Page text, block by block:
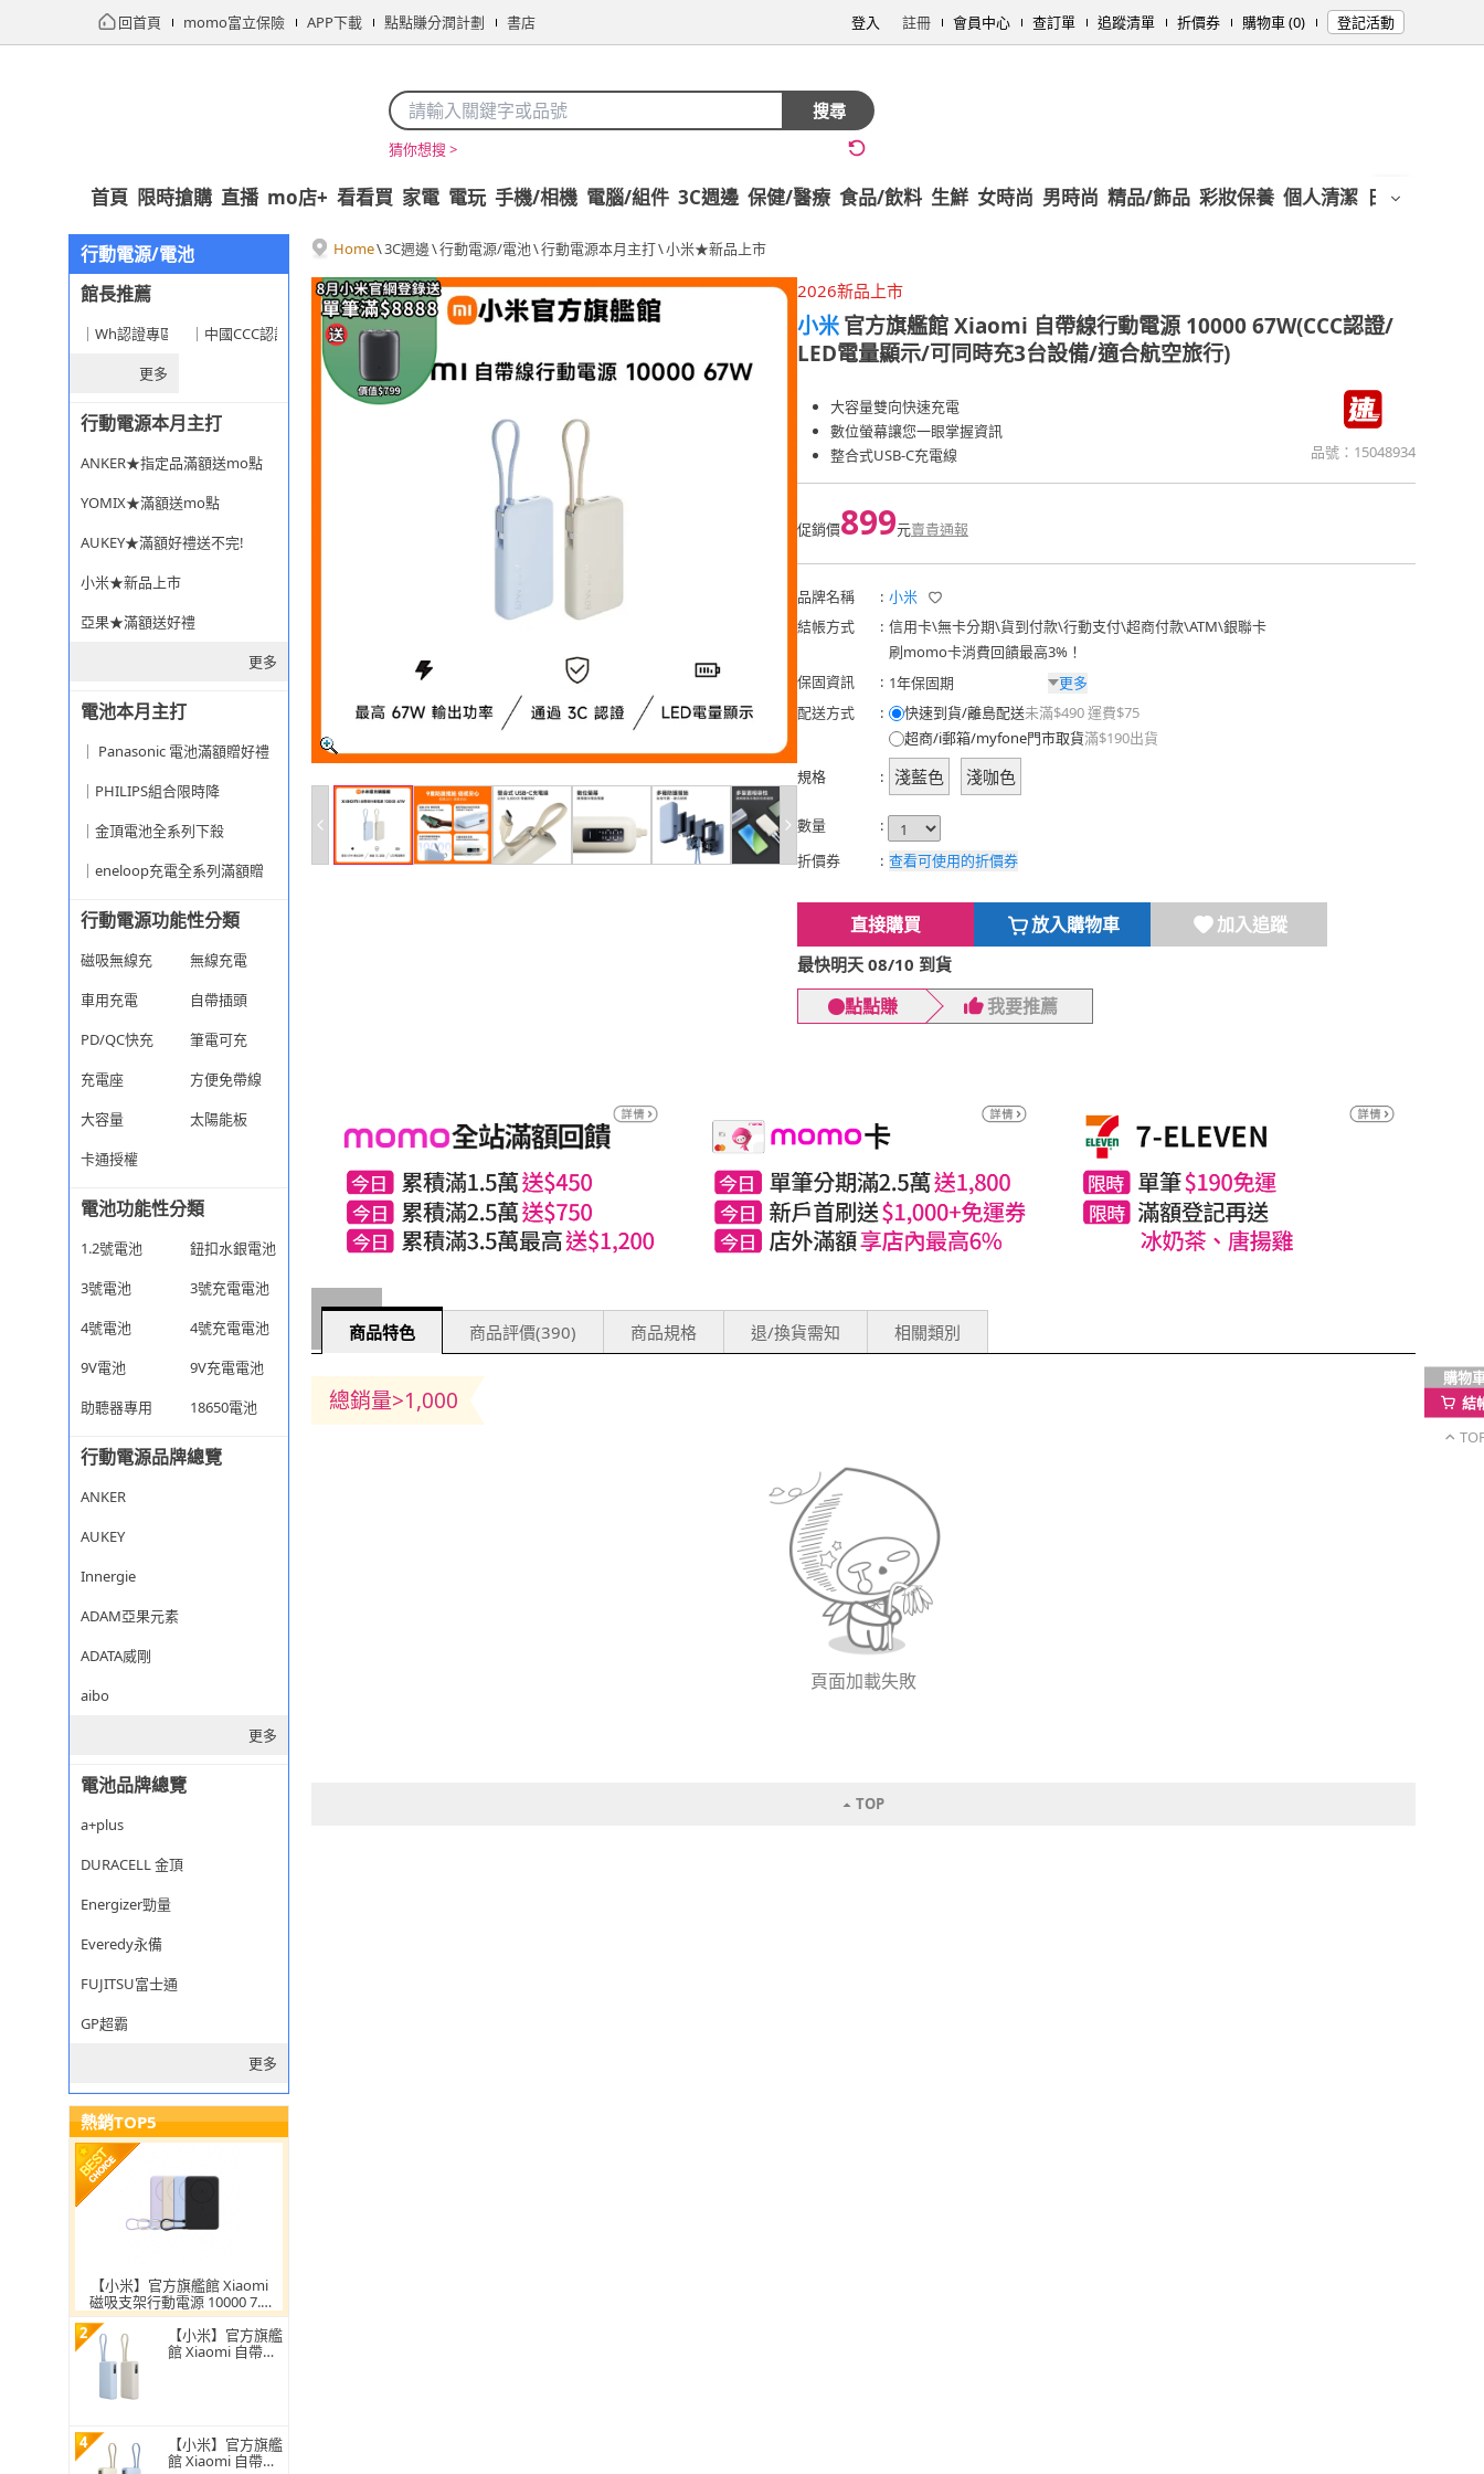
回首頁 momo富立保險 APP下載 點點賺分潤計劃 書店 登入 註冊 會員中心 查訂單 追蹤清單 折價券 購物車 (0) 登記活動
搜尋
猜你想搜 >
首頁 限時搶購 直播 mo店+ 看看買 家電 電玩 手機/相機 電腦/組件 3C週邊 保健/醫療 食品/飲料 生鮮 女時尚 男時尚 精品/飾品 彩妝保養 個人清潔 日用/紙品
行動電源/電池
館長推薦
｜Wh認證專區★旅遊安心選
｜中國CCC認證專區
更多
行動電源本月主打
ANKER★指定品滿額送mo點
YOMIX★滿額送mo點
AUKEY★滿額好禮送不完!
小米★新品上市
亞果★滿額送好禮
更多
電池本月主打
｜ Panasonic 電池滿額贈好禮
｜PHILIPS組合限時降
｜金頂電池全系列下殺
｜eneloop充電全系列滿額贈
行動電源功能性分類
磁吸無線充
無線充電
車用充電
自帶插頭
PD/QC快充
筆電可充
充電座
方便免帶線
大容量
太陽能板
卡通授權
電池功能性分類
1.2號電池
鈕扣水銀電池
3號電池
3號充電電池
4號電池
4號充電電池
9V電池
9V充電電池
助聽器專用
18650電池
行動電源品牌總覽
ANKER
AUKEY
Innergie
ADAM亞果元素
ADATA威剛
aibo
更多
電池品牌總覽
a+plus
DURACELL 金頂
Energizer勁量
Everedy永備
FUJITSU富士通
GP超霸
更多
熱銷TOP5
【小米】官方旗艦館 Xiaomi
磁吸支架行動電源 10000 7.5
W(自帶線/有線充33W/LED電
量顯示/可同時充3台設備)
2
【小米】官方旗艦
館 Xiaomi 自帶線
空旅行)
4
【小米】官方旗艦
館 Xiaomi 自帶線
Home\3C週邊\行動電源/電池\行動電源本月主打\小米★新品上市
2026新品上市
小米官方旗艦館 Xiaomi 自帶線行動電源 10000 67W(CCC認證/
LED電量顯示/可同時充3台設備/適合航空旅行)
大容量雙向快速充電
數位螢幕讓您一眼掌握資訊
整合式USB-C充電線
品號： 15048934
促銷價899元賣貴通報
品牌名稱 : 小米
結帳方式
: 信用卡\無卡分期\貨到付款\行動支付\超商付款\ATM\銀聯卡
刷momo卡消費回饋最高3%！
保固資訊
: 1年保固期
更多
配送方式
: 快速到貨/離島配送未滿$490 運費$75
超商/i郵箱/myfone門市取貨滿$190出貨
規格
: 淺藍色 淺咖色
數量
:
折價券
: 查看可使用的折價券
直接購買 放入購物車 加入追蹤
最快明天 08/10 到貨
點點賺 我要推薦
商品特色 商品評價(390) 商品規格 退/換貨需知 相關類別
總銷量>1,000
頁面加載失敗
TOP
購物
結